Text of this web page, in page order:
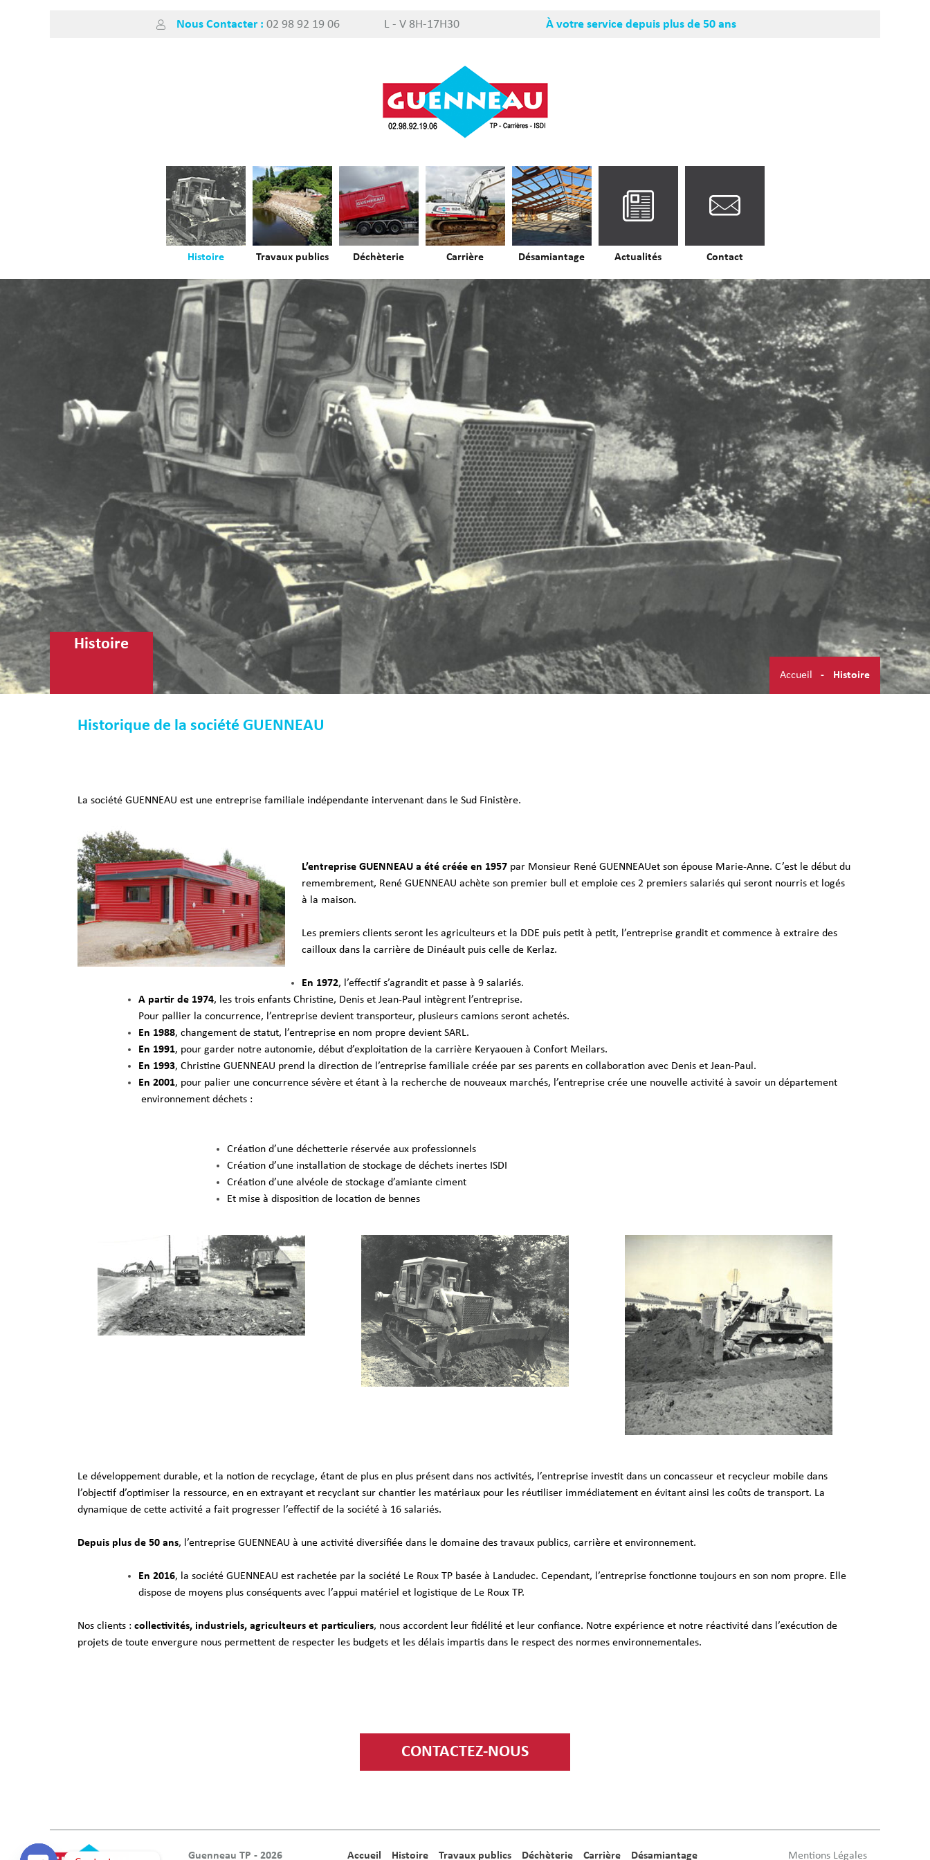
Nous Contacter : 02 98 92 19 06 L - V 8H-17H30 À votre service depuis plus de 50 ans
Histoire Travaux publics Déchèterie Carrière Désamiantage Actualités Contact
Histoire
Accueil Histoire
Historique de la société GUENNEAU
La société GUENNEAU est une entreprise familiale indépendante intervenant dans le Sud Finistère.
L’entreprise GUENNEAU a été créée en 1957 par Monsieur René GUENNEAUet son épouse Marie-Anne. C’est le début du
remembrement, René GUENNEAU achète son premier bull et emploie ces 2 premiers salariés qui seront nourris et logés
à la maison.
Les premiers clients seront les agriculteurs et la DDE puis petit à petit, l’entreprise grandit et commence à extraire des
cailloux dans la carrière de Dinéault puis celle de Kerlaz.
En 1972, l’effectif s’agrandit et passe à 9 salariés.
A partir de 1974, les trois enfants Christine, Denis et Jean-Paul intègrent l’entreprise.
Pour pallier la concurrence, l’entreprise devient transporteur, plusieurs camions seront achetés.
En 1988, changement de statut, l’entreprise en nom propre devient SARL.
En 1991, pour garder notre autonomie, début d’exploitation de la carrière Keryaouen à Confort Meilars.
En 1993, Christine GUENNEAU prend la direction de l’entreprise familiale créée par ses parents en collaboration avec Denis et Jean-Paul.
En 2001, pour palier une concurrence sévère et étant à la recherche de nouveaux marchés, l’entreprise crée une nouvelle activité à savoir un département
environnement déchets :
Création d’une déchetterie réservée aux professionnels
Création d’une installation de stockage de déchets inertes ISDI
Création d’une alvéole de stockage d’amiante ciment
Et mise à disposition de location de bennes
Le développement durable, et la notion de recyclage, étant de plus en plus présent dans nos activités, l’entreprise investit dans un concasseur et recycleur mobile dans
l’objectif d’optimiser la ressource, en en extrayant et recyclant sur chantier les matériaux pour les réutiliser immédiatement en évitant ainsi les coûts de transport. La
dynamique de cette activité a fait progresser l’effectif de la société à 16 salariés.
Depuis plus de 50 ans, l’entreprise GUENNEAU à une activité diversifiée dans le domaine des travaux publics, carrière et environnement.
En 2016, la société GUENNEAU est rachetée par la société Le Roux TP basée à Landudec. Cependant, l’entreprise fonctionne toujours en son nom propre. Elle
dispose de moyens plus conséquents avec l’appui matériel et logistique de Le Roux TP.
Nos clients : collectivités, industriels, agriculteurs et particuliers, nous accordent leur fidélité et leur confiance. Notre expérience et notre réactivité dans l’exécution de
projets de toute envergure nous permettent de respecter les budgets et les délais impartis dans le respect des normes environnementales.
CONTACTEZ-NOUS
Guenneau TP - 2026 Accueil Histoire Travaux publics Déchèterie Carrière Désamiantage Mentions Légales